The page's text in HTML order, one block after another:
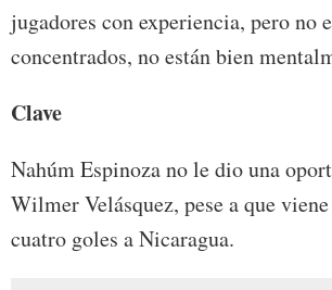
jugadores con experiencia, pero no
concentrados, no están bien
Clave
Nahúm Espinoza no le dio una
Wilmer Velásquez, pese a que
cuatro goles a Nicaragua.